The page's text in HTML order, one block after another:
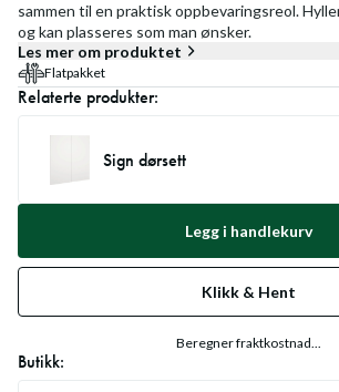
sammen til en praktisk oppbevaringsreol.
og kan plasseres som man ønsker.
Les mer om produktet
Flatpakket
Relaterte produkter:
Sign dørsett
Legg i handlekurv
Klikk & Hent
Beregner fraktkostnad...
Butikk: